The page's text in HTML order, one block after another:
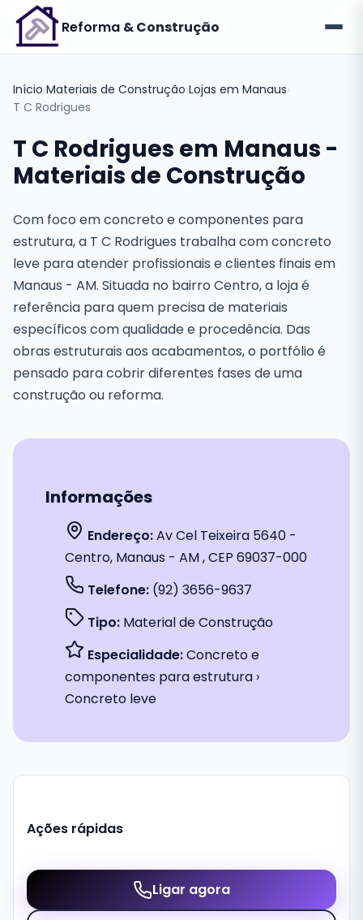
Reforma & Construção
Início›Materiais de Construção›Lojas em Manaus›
T C Rodrigues
T C Rodrigues em Manaus -
Materiais de Construção
Com foco em concreto e componentes para
estrutura, a T C Rodrigues trabalha com concreto
leve para atender profissionais e clientes finais em
Manaus - AM. Situada no bairro Centro, a loja é
referência para quem precisa de materiais
específicos com qualidade e procedência. Das
obras estruturais aos acabamentos, o portfólio é
pensado para cobrir diferentes fases de uma
construção ou reforma.
Informações
Endereço:Av Cel Teixeira 5640 -
Centro, Manaus - AM , CEP 69037-000
Telefone: (92) 3656-9637
Tipo: Material de Construção
Especialidade:Concreto e
componentes para estrutura ›
Concreto leve
Ações rápidas
Ligar agora